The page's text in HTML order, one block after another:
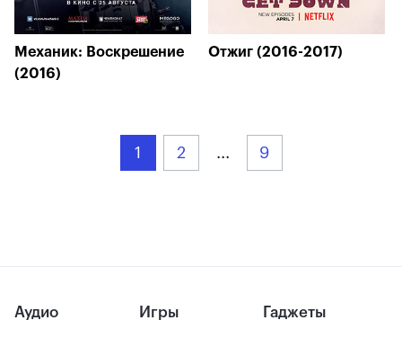
Механик: Воскрешение
(2016)
Отжиг (2016-2017)
1 2 ... 9
Аудио Игры Гаджеты